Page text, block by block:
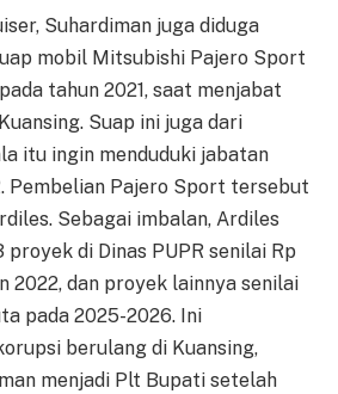
Suhardiman juga diduga
mobil Mitsubishi Pajero Sport
tahun 2021, saat menjabat
Suap ini juga dari
itu ingin menduduki jabatan
Pembelian Pajero Sport tersebut
Sebagai imbalan, Ardiles
proyek di Dinas PUPR senilai Rp
2022, dan proyek lainnya senilai
pada 2025-2026. Ini
berulang di Kuansing,
menjadi Plt Bupati setelah